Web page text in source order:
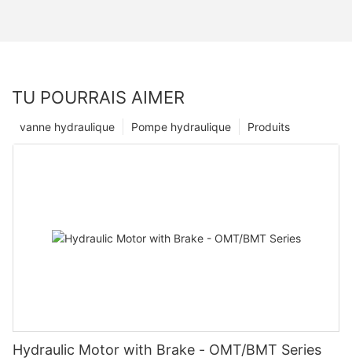
TU POURRAIS AIMER
Produits
Pompe hydraulique
vanne hydraulique
Hydraulic Motor with Brake - OMT/BMT Series